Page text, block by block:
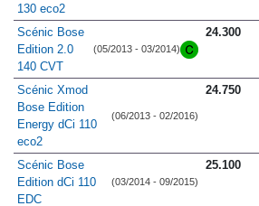
130 eco2
Scénic Bose
Edition 2.0
140 CVT
(05/2013 - 03/2014)
24.300
Scénic Xmod
Bose Edition
Energy dCi 110
eco2
(06/2013 - 02/2016)
24.750
Scénic Bose
Edition dCi 110
EDC
(03/2014 - 09/2015)
25.100